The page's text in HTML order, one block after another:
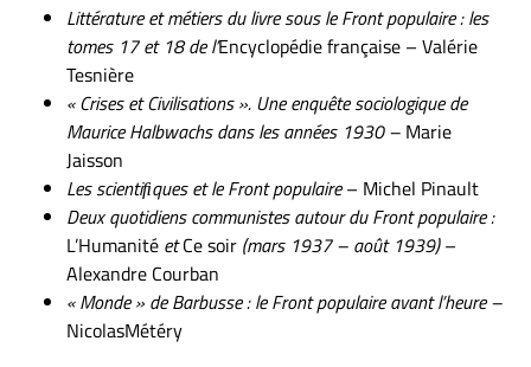
Littérature et métiers du livre sous le Front populaire : les
tomes 17 et 18 de l’Encyclopédie française – Valérie
Tesnière
« Crises et Civilisations ». Une enquête sociologique de
Maurice Halbwachs dans les années 1930 – Marie
Jaisson
Les scientiﬁques et le Front populaire– Michel Pinault
Deux quotidiens communistes autour du Front populaire :
L’Humanité etCe soir (mars 1937 – août 1939)–
Alexandre Courban
« Monde » de Barbusse : le Front populaire avant l’heure –
NicolasMétéry